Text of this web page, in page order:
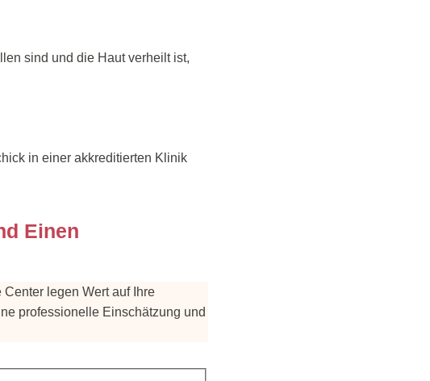
sind und die Haut verheilt ist,
in einer akkreditierten Klinik
Einen
legen Wert auf Ihre
professionelle Einschätzung und